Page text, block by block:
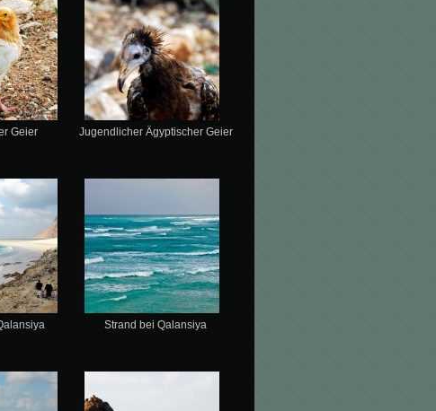
Geier Jugendlicher Ägyptischer Geier
Strand bei Qalansiya